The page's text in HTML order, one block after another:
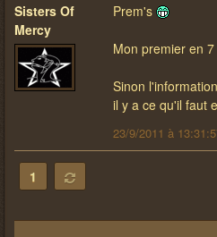
Sisters Of
Mercy
Prem's
Mon premier en
Sinon
il y a ce qu'il faut
23/9/2011 à
1